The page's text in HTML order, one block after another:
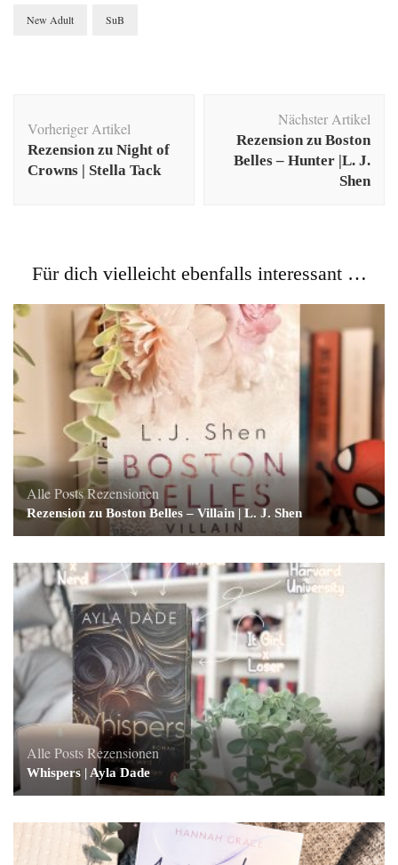
New Adult SuB
Vorheriger Artikel
Rezension zu Night of
Crowns | Stella Tack
Nächster Artikel
Rezension zu Boston
Belles – Hunter |L. J.
Shen
Für dich vielleicht ebenfalls interessant …
Alle PostsRezensionen
Rezension zu Boston Belles – Villain | L. J. Shen
Alle PostsRezensionen
Whispers | Ayla Dade